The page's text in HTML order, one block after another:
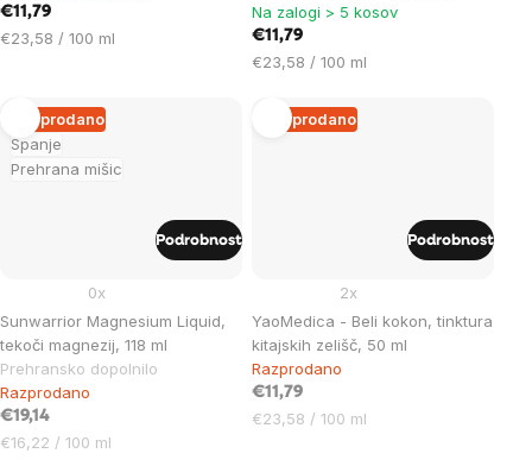
€11,79
Cena
€23,58 / 100 ml
Na zalogi > 5 kosov
€11,79
Cena
enoto:
€23,58 / 100 ml
Spanje
Prehrana mišic
Razprodano
Sunwarrior Magnesium Liquid,
tekoči magnezij, 118 ml
Prehransko dopolnilo
0x
Razprodano
€19,14
Cena
€16,22 / 100 ml
Podrobnost
Razprodano
YaoMedica - Beli kokon, tinktura
kitajskih zelišč, 50 ml
2x
Razprodano
€11,79
Cena
€23,58 / 100 ml
Podrobnost